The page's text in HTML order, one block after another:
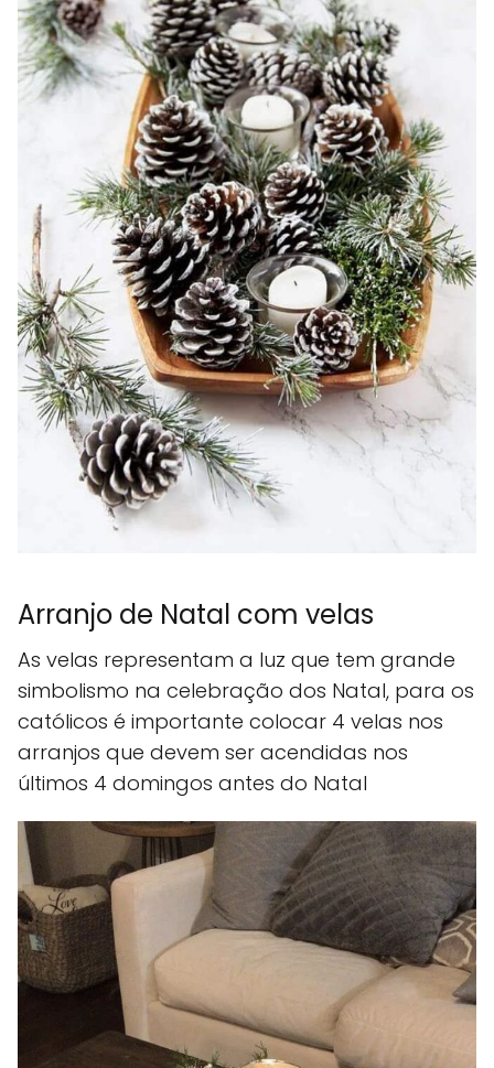
Arranjo de Natal com velas
As velas representam a luz que tem grande
simbolismo na celebração dos Natal, para os
católicos é importante colocar 4 velas nos
arranjos que devem ser acendidas nos
últimos 4 domingos antes do Natal